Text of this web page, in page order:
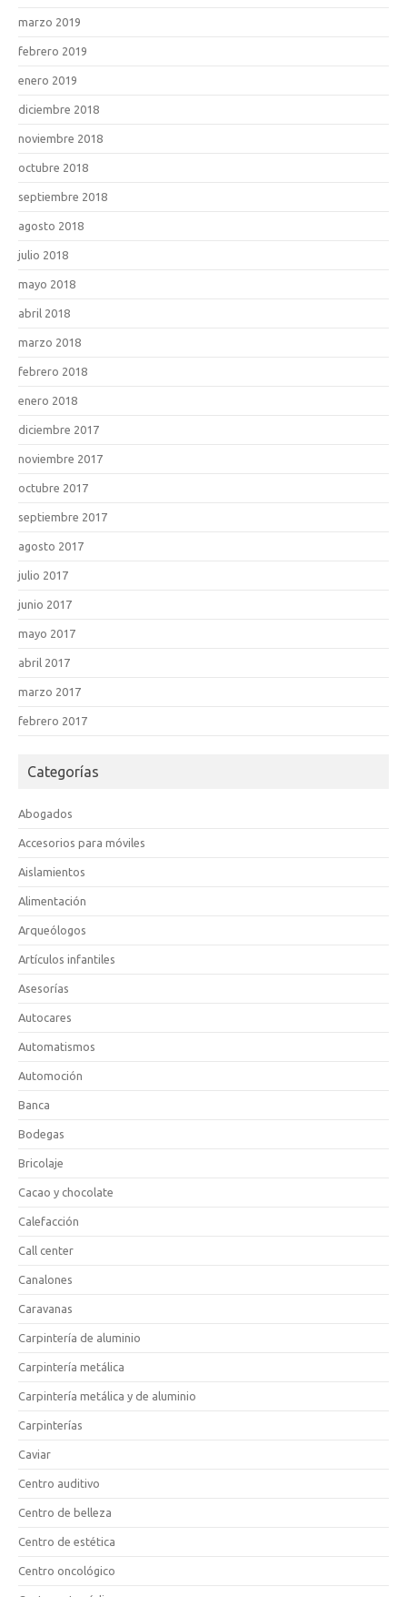
marzo 2019
febrero 2019
enero 2019
diciembre 2018
noviembre 2018
octubre 2018
septiembre 2018
agosto 2018
julio 2018
mayo 2018
abril 2018
marzo 2018
febrero 2018
enero 2018
diciembre 2017
noviembre 2017
octubre 2017
septiembre 2017
agosto 2017
julio 2017
junio 2017
mayo 2017
abril 2017
marzo 2017
febrero 2017
Categorías
Abogados
Accesorios para móviles
Aislamientos
Alimentación
Arqueólogos
Artículos infantiles
Asesorías
Autocares
Automatismos
Automoción
Banca
Bodegas
Bricolaje
Cacao y chocolate
Calefacción
Call center
Canalones
Caravanas
Carpintería de aluminio
Carpintería metálica
Carpintería metálica y de aluminio
Carpinterías
Caviar
Centro auditivo
Centro de belleza
Centro de estética
Centro oncológico